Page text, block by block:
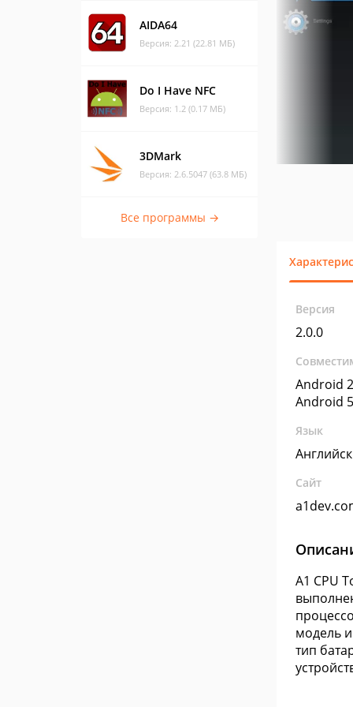
AIDA64
Версия: 2.21 (22.81 МБ)
Do I Have NFC
Версия: 1.2 (0.17 МБ)
3DMark
Версия: 2.6.5047 (63.8 МБ)
Все программы →
Версия
2.0.0
Android
Android
Язык
Сайт
A1 CPU
модель
тип